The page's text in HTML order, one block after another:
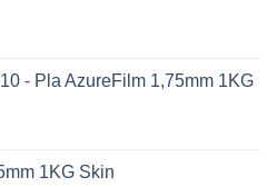
- Pla AzureFilm 1,75mm 1KG
1KG Skin